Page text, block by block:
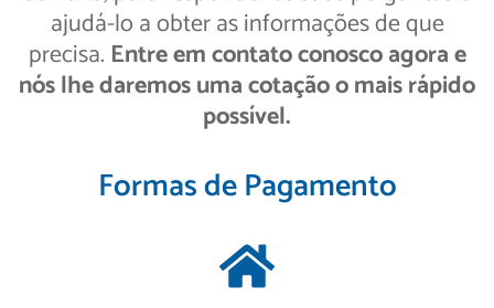
ajudá-lo a obter as informações de que
precisa. Entre em contato conosco agora e
nós lhe daremos uma cotação o mais rápido
possível.
Formas de Pagamento